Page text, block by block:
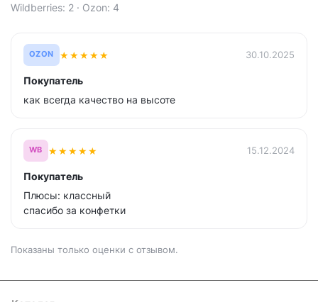
Wildberries: 2 · Ozon: 4
OZON ★★★★★ 30.10.2025
Покупатель
как всегда качество на высоте
WB ★★★★★ 15.12.2024
Покупатель
Плюсы: классный
спасибо за конфетки
Показаны только оценки с отзывом.